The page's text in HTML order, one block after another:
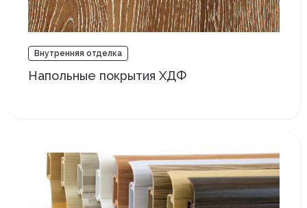
Внутренняя отделка
Напольные покрытия ХДФ